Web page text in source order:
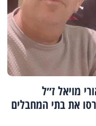
מויאל ז״ל
את בתי המחבלים